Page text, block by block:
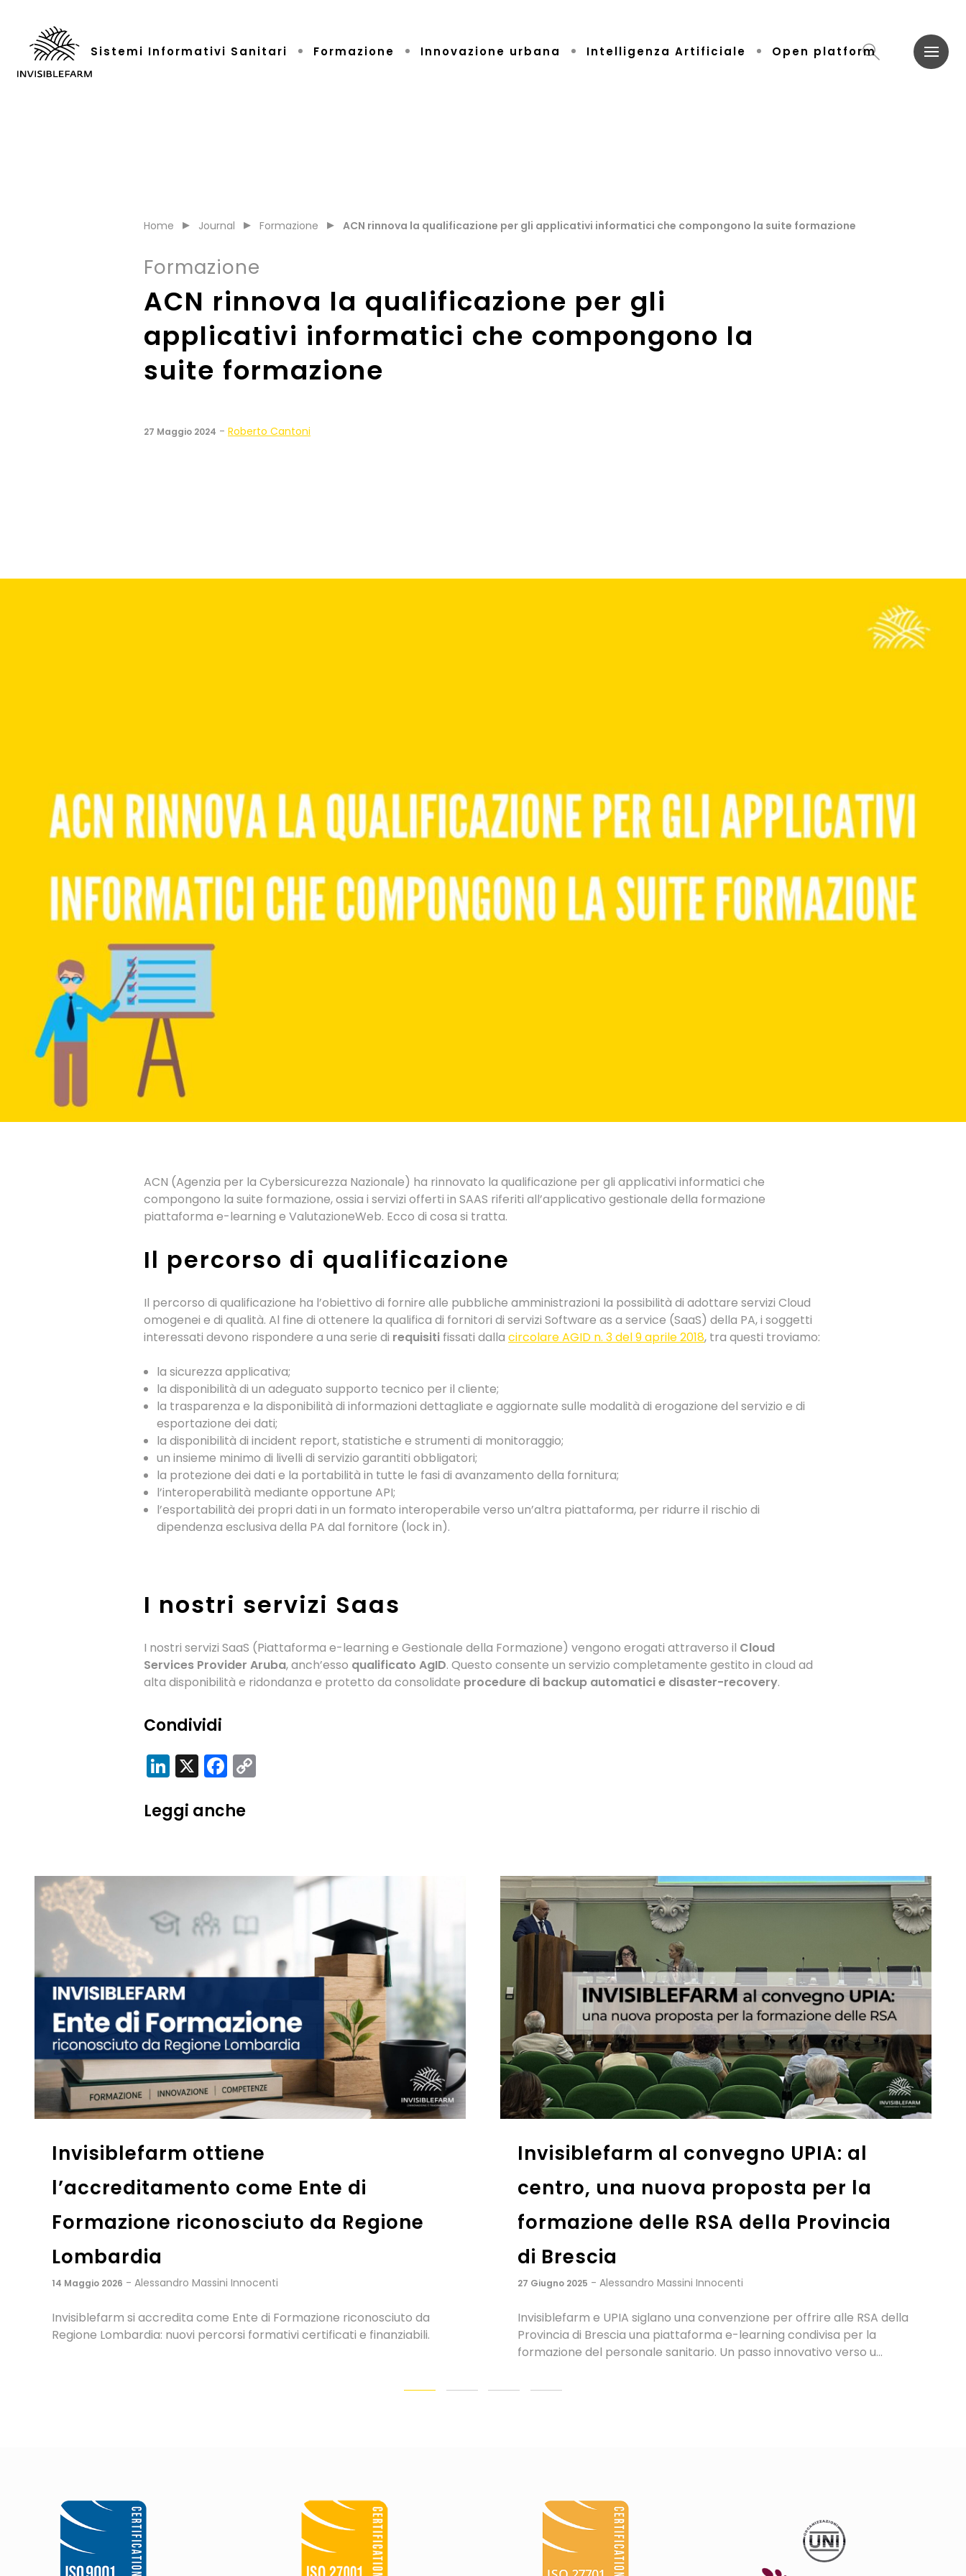
Sistemi Informativi Sanitari Formazione Innovazione urbana Intelligenza Artificiale Open platform
Home Journal Formazione ACN rinnova la qualificazione per gli applicativi informatici che compongono la suite formazione
Formazione
ACN rinnova la qualificazione per gli
applicativi informatici che compongono la
suite formazione
27 Maggio 2024 - Roberto Cantoni
ACN (Agenzia per la Cybersicurezza Nazionale) ha rinnovato la qualificazione per gli applicativi informatici che
compongono la suite formazione, ossia i servizi offerti in SAAS riferiti all’applicativo gestionale della formazione
piattaforma e-learning e ValutazioneWeb. Ecco di cosa si tratta.
Il percorso di qualificazione
Il percorso di qualificazione ha l’obiettivo di fornire alle pubbliche amministrazioni la possibilità di adottare servizi Cloud
omogenei e di qualità. Al fine di ottenere la qualifica di fornitori di servizi Software as a service (SaaS) della PA, i soggetti
interessati devono rispondere a una serie di requisiti fissati dalla circolare AGID n. 3 del 9 aprile 2018, tra questi troviamo:
la sicurezza applicativa;
la disponibilità di un adeguato supporto tecnico per il cliente;
la trasparenza e la disponibilità di informazioni dettagliate e aggiornate sulle modalità di erogazione del servizio e di
esportazione dei dati;
la disponibilità di incident report, statistiche e strumenti di monitoraggio;
un insieme minimo di livelli di servizio garantiti obbligatori;
la protezione dei dati e la portabilità in tutte le fasi di avanzamento della fornitura;
l’interoperabilità mediante opportune API;
l’esportabilità dei propri dati in un formato interoperabile verso un’altra piattaforma, per ridurre il rischio di
dipendenza esclusiva della PA dal fornitore (lock in).
I nostri servizi Saas
I nostri servizi SaaS (Piattaforma e-learning e Gestionale della Formazione) vengono erogati attraverso il Cloud
Services Provider Aruba, anch’esso qualificato AgID. Questo consente un servizio completamente gestito in cloud ad
alta disponibilità e ridondanza e protetto da consolidate procedure di backup automatici e disaster-recovery.
Condividi
LinkedIn
X Facebook
Leggi anche
Invisiblefarm al convegno UPIA: al
centro, una nuova proposta per la
formazione delle RSA della Provincia
di Brescia
27 Giugno 2025 - Alessandro Massini Innocenti
Invisiblefarm e UPIA siglano una convenzione per offrire alle RSA della
Provincia di Brescia una piattaforma e-learning condivisa per la
Invisiblefarm si aggiudica la
formazione e-learning del personale
sanitario dell’Emilia-Romagna
15 Maggio 2025 - Alessandro Massini Innocenti
Invisiblefarm crea la formazione sanitaria e-learning per l’Emilia-
più.